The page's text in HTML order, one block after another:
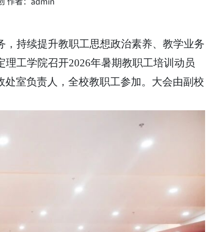
持续提升教职工思想政治素养、教学业务
理工学院召开2026年暑期教职工培训动员
室负责人，全校教职工参加。大会由副校